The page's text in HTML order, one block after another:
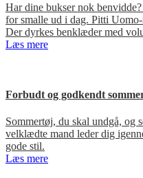
Har dine bukser nok
for smalle ud i dag. Pitti
Der dyrkes benklæder med
Læs mere
Forbudt og godkendt
Sommertøj, du skal undgå, og
velklædte mand leder dig
gode stil.
Læs mere